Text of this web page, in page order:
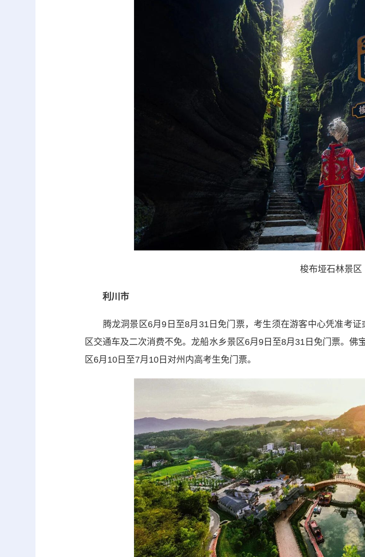
梭布垭石林景区
利川市
腾龙洞景区6月9日至8月31日免门票，考生须在游客中心凭准考证
区交通车及二次消费不免。龙船水乡景区6月9日至8月31日免门票。
区6月10日至7月10日对州内高考生免门票。